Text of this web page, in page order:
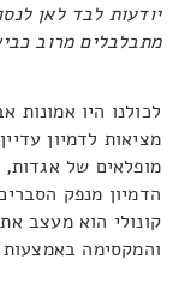
יודעות לבד לאן
מתבלבלים מרוב
לכולנו היו אמונות
מציאות לדמיון
מופלאים של אגדות,
הדמיון מנפק
קונולי הוא מעצב
והמקסימה